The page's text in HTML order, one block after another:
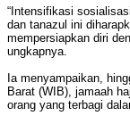
“Intensifikasi
dan tanazul ini
mempersiapkan diri
ungkapnya.
Ia menyampaikan,
Barat (WIB), jamaah
orang yang terbagi